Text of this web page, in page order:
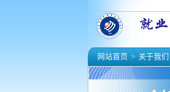
网站首页 > 关于我们